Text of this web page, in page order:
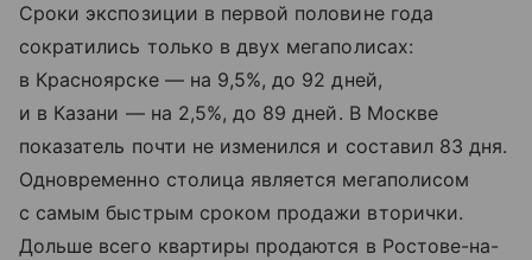
Сроки экспозиции в первой половине года
сократились только в двух мегаполисах:
в Красноярске — на 9,5%, до 92 дней,
и в Казани — на 2,5%, до 89 дней. В Москве
показатель почти не изменился и составил 83 дня.
Одновременно столица является мегаполисом
с самым быстрым сроком продажи вторички.
Дольше всего квартиры продаются в Ростове-на-